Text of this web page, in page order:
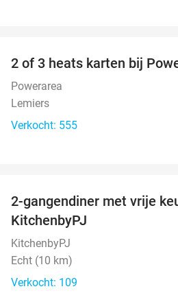
2 of 3 heats karten bij
Powerarea
Lemiers
Verkocht: 555
2-gangendiner met vrije
KitchenbyPJ
KitchenbyPJ
Echt (10 km)
Verkocht: 109